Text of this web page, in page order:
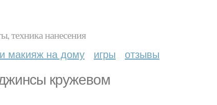
техника нанесения
макияж на дому игры отзывы
кружевом